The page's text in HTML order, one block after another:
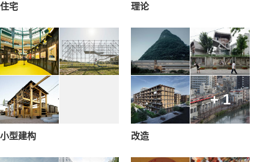
住宅 理论
小型建构
+ 1
改造